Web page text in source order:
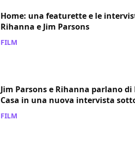
Home: una featurette e le
Rihanna e Jim Parsons
FILM
Jim Parsons e Rihanna parlano di
Casa in una nuova intervista
FILM